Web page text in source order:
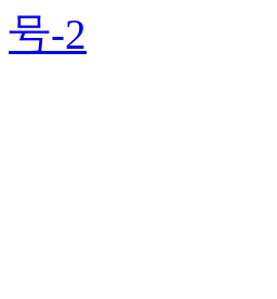
号-2